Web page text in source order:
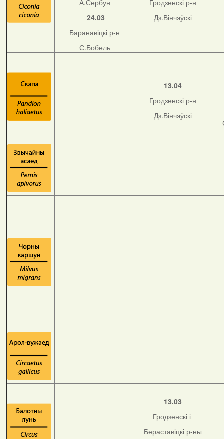
А.Сербун
24.03
Баранавіцкі р-н
С.Бобель
Гродзенскі р-н
Дз.Вінчэўскі
13.04
Гродзенскі р-н
Дз.Вінчэўскі
13.03
Гродзенскі і
Бераставіцкі р-ны